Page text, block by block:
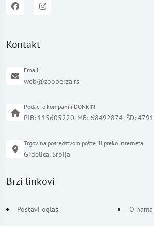
Kontakt
Email
web@zooberza.rs
Podaci o kompaniji DONKIN
PIB: 115605220, MB: 68492874, ŠD: 4791
Trgovina posredstvom pošte ili preko interneta
Grdelica, Srbija
Brzi linkovi
Postavi oglas O nama